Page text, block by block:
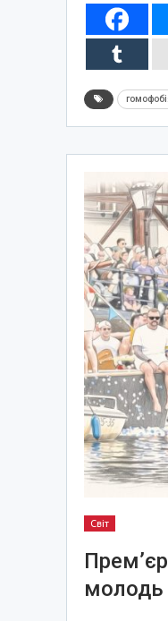
Світ
молодь